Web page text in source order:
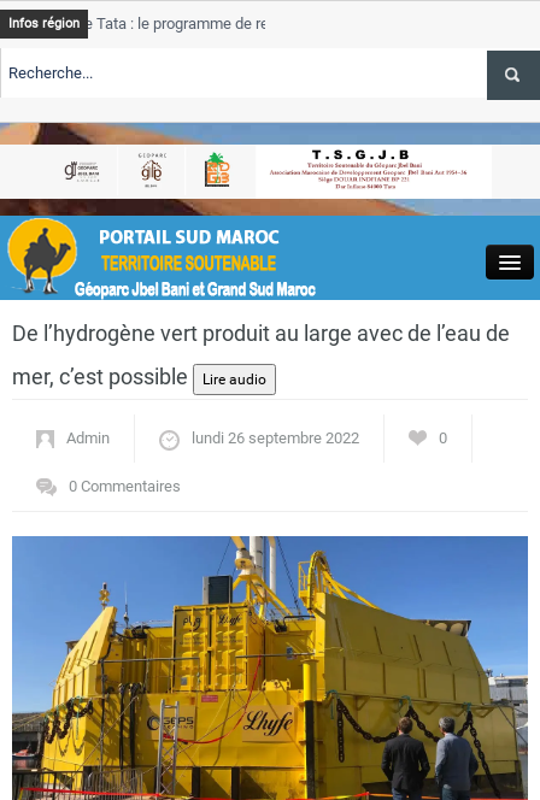
Close
Actualités
Tourisme
Régions
Infos région
Tata : le programme de rehabilitation post-inondations
TSGJB Tourisme : l’ONMT renforce l’aerien a Dakhla et
Tata
service
TSGJB Tourisme au Maroc : Transavia renforce les vols Paris-
De l’hydrogène vert produit au large avec de l’eau de
mer, c’est possible
Admin lundi 26 septembre 2022 0
0 Commentaires